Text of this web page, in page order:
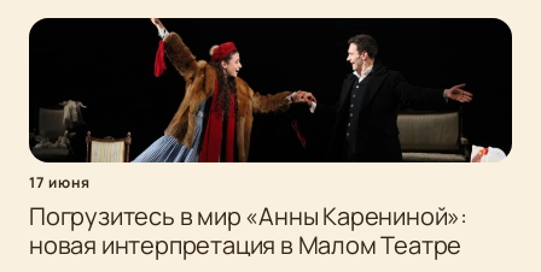
17 июня
Погрузитесь в мир «Анны Карениной»:
новая интерпретация в Малом Театре